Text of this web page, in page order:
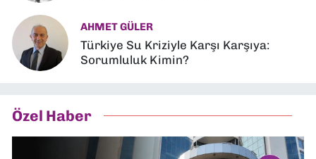
AHMET GÜLER
Türkiye Su Kriziyle Karşı Karşıya:
Sorumluluk Kimin?
Özel Haber